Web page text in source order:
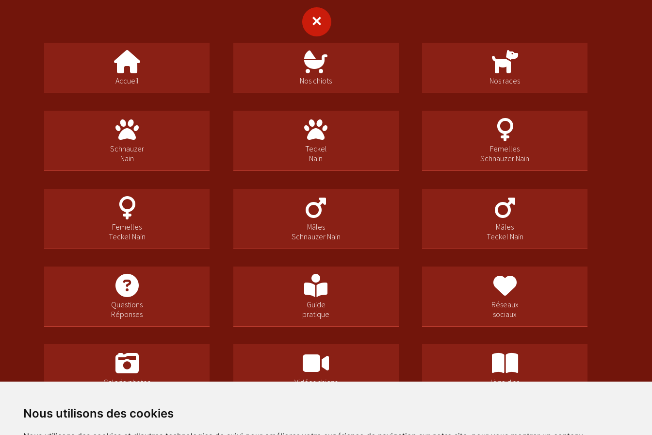
Nous utilisons des cookies
Accueil Nos chiots Nos races
Schnauzer
Nain
Teckel
Nain
Femelles
Schnauzer Nain
Femelles
Teckel Nain
Mâles
Schnauzer Nain
Mâles
Teckel Nain
Questions
Réponses
Guide
pratique
Réseaux
sociaux
Galerie photos Vidéos chiens Livre d'or